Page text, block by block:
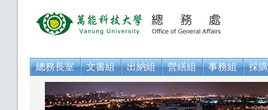
總務長室 文書組 出納組 營繕組 事務組 採